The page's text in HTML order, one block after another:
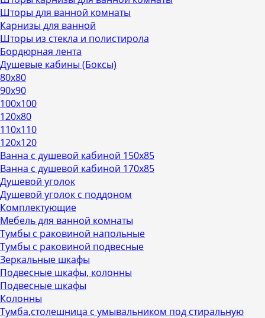
Шторы для ванной комнаты
Карнизы для ванной
Шторы из стекла и полистирола
Бордюрная лента
Душевые кабины (Боксы)
80х80
90х90
100х100
120х80
110х110
120х120
Ванна с душевой кабиной 150х85
Ванна с душевой кабиной 170х85
Душевой уголок
Душевой уголок с поддоном
Комплектующие
Мебель для ванной комнаты
Тумбы с раковиной напольные
Тумбы с раковиной подвесные
Зеркальные шкафы
Подвесные шкафы, колонны
Подвесные шкафы
Колонны
Тумба,столешница с умывальником под стиральную